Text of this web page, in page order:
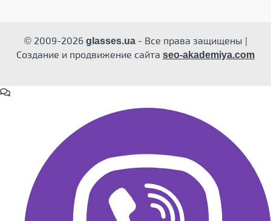
© 2009-2026glasses.ua- Все права защищены |
Создание и продвижение сайта seo-akademiya.com